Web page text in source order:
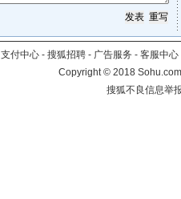
支付中心 - 搜狐招聘 - 广告服务 - 客服中心
Copyright©2018
搜狐不良信息举